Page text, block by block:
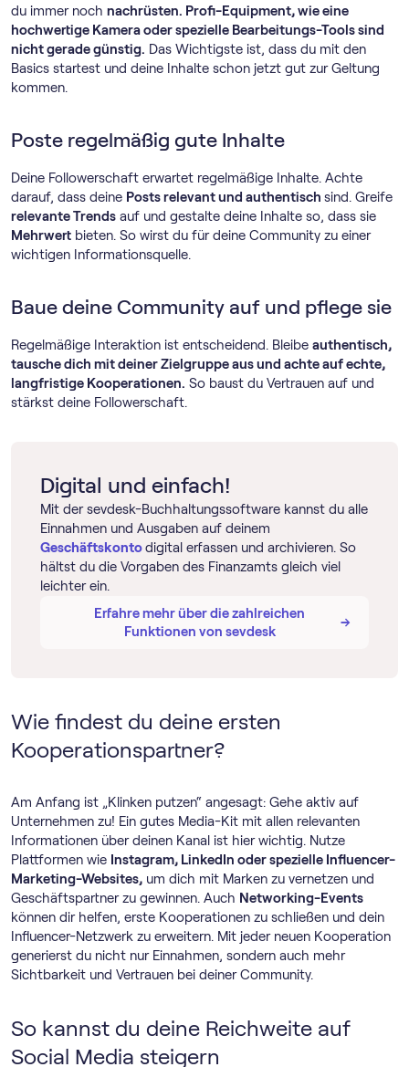
du immer noch nachrüsten. Profi-Equipment, wie eine
hochwertige Kamera oder spezielle Bearbeitungs-Tools sind
nicht gerade günstig. Das Wichtigste ist, dass du mit den
Basics startest und deine Inhalte schon jetzt gut zur Geltung
kommen.
Poste regelmäßig gute Inhalte
Deine Followerschaft erwartet regelmäßige Inhalte. Achte
darauf, dass deine Posts relevant und authentisch sind. Greife
relevante Trends auf und gestalte deine Inhalte so, dass sie
Mehrwert bieten. So wirst du für deine Community zu einer
wichtigen Informationsquelle.
Baue deine Community auf und pflege sie
Regelmäßige Interaktion ist entscheidend. Bleibe authentisch,
tausche dich mit deiner Zielgruppe aus und achte auf echte,
langfristige Kooperationen. So baust du Vertrauen auf und
stärkst deine Followerschaft.
Digital und einfach!
Mit der sevdesk-Buch­haltungs­software kannst du alle
Einnahmen und Ausgaben auf deinem
Geschäftskontodigital erfassen und archivieren. So
hältst du die Vorgaben des Finanzamts gleich viel
leichter ein.
Erfahre mehr über die zahlreichen
Funktionen von sevdesk
→
Wie findest du deine ersten
Kooperationspartner?
Am Anfang ist „Klinken putzen“ angesagt: Gehe aktiv auf
Unternehmen zu! Ein gutes Media-Kit mit allen relevanten
Informationen über deinen Kanal ist hier wichtig. Nutze
Plattformen wie Instagram, LinkedIn oder spezielle Influencer-
Marketing-Websites, um dich mit Marken zu vernetzen und
Geschäftspartner zu gewinnen. Auch Networking-Events
können dir helfen, erste Kooperationen zu schließen und dein
Influencer-Netzwerk zu erweitern. Mit jeder neuen Kooperation
generierst du nicht nur Einnahmen, sondern auch mehr
Sichtbarkeit und Vertrauen bei deiner Community.
So kannst du deine Reichweite auf
Social Media steigern